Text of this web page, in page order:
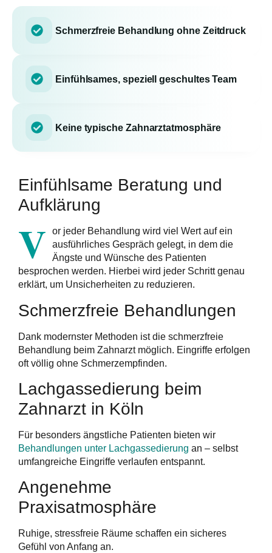
Schmerzfreie Behandlung ohne Zeitdruck
Einfühlsames, speziell geschultes Team
Keine typische Zahnarztatmosphäre
Einfühlsame Beratung und
Aufklärung
V
or jeder Behandlung wird viel Wert auf ein
ausführliches Gespräch gelegt, in dem die
Ängste und Wünsche des Patienten
besprochen werden. Hierbei wird jeder Schritt genau
erklärt, um Unsicherheiten zu reduzieren.
Schmerzfreie Behandlungen
Dank modernster Methoden ist die schmerzfreie
Behandlung beim Zahnarzt möglich. Eingriffe erfolgen
oft völlig ohne Schmerzempfinden.
Lachgassedierung beim
Zahnarzt in Köln
Für besonders ängstliche Patienten bieten wir
Behandlungen unter Lachgassedierung an – selbst
umfangreiche Eingriffe verlaufen entspannt.
Angenehme
Praxisatmosphäre
Ruhige, stressfreie Räume schaffen ein sicheres
Gefühl von Anfang an.